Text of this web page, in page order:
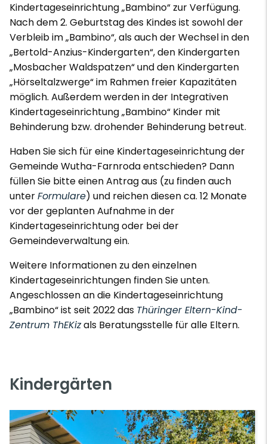
Kindertageseinrichtung „Bambino“ zur Verfügung.
Nach dem 2. Geburtstag des Kindes ist sowohl der
Verbleib im „Bambino“, als auch der Wechsel in den
„Bertold-Anzius-Kindergarten“, den Kindergarten
„Mosbacher Waldspatzen“ und den Kindergarten
„Hörseltalzwerge“ im Rahmen freier Kapazitäten
möglich. Außerdem werden in der Integrativen
Kindertageseinrichtung „Bambino“ Kinder mit
Behinderung bzw. drohender Behinderung betreut.
Haben Sie sich für eine Kindertageseinrichtung der
Gemeinde Wutha-Farnroda entschieden? Dann
füllen Sie bitte einen Antrag aus (zu finden auch
unterFormulare) und reichen diesen ca. 12 Monate
vor der geplanten Aufnahme in der
Kindertageseinrichtung oder bei der
Gemeindeverwaltung ein.
Weitere Informationen zu den einzelnen
Kindertageseinrichtungen finden Sie unten.
Angeschlossen an die Kindertageseinrichtung
„Bambino“ ist seit 2022 das Thüringer Eltern-Kind-
Zentrum ThEKizals Beratungsstelle für alle Eltern.
Kindergärten